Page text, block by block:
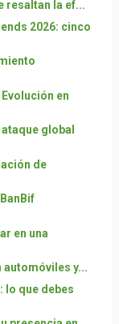
resaltan la ef...
2026: cinco
en
global
de
en una
automóviles y...
lo que debes